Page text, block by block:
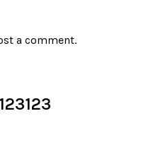
a comment.